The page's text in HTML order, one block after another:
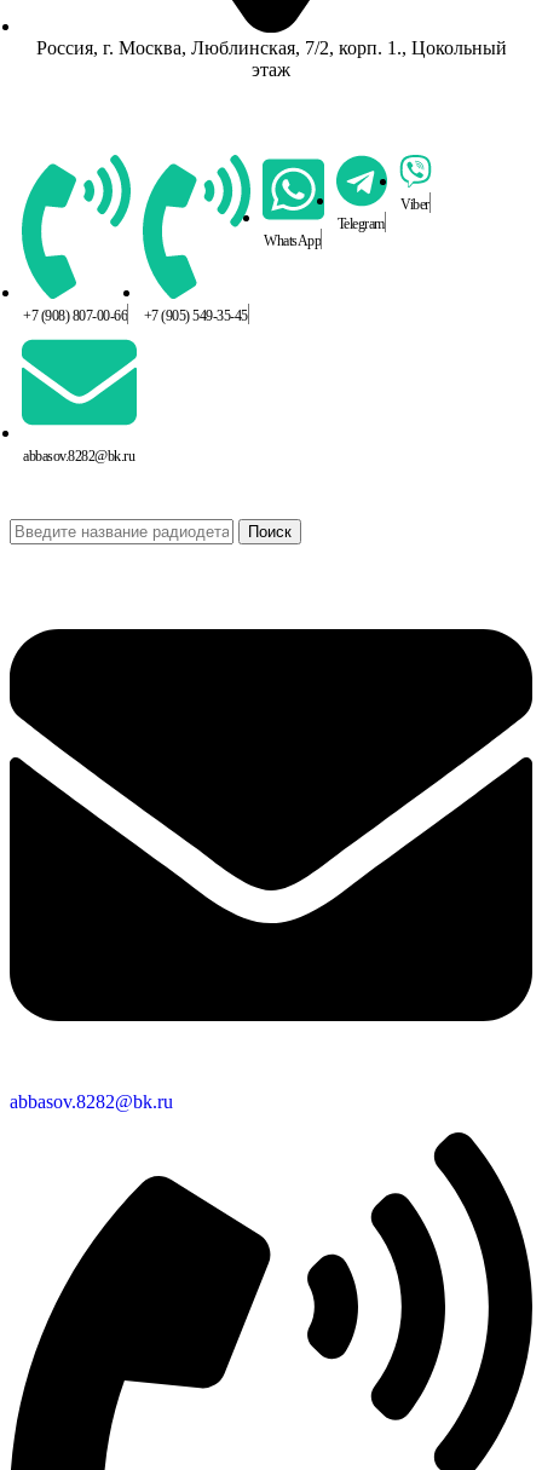
Россия, г. Москва, Люблинская, 7/2, корп. 1., Цокольный
этаж
+7 (908) 807-00-66 +7 (905) 549-35-45
WhatsApp
Telegram
Viber
abbasov.8282@bk.ru
Поиск
abbasov.8282@bk.ru